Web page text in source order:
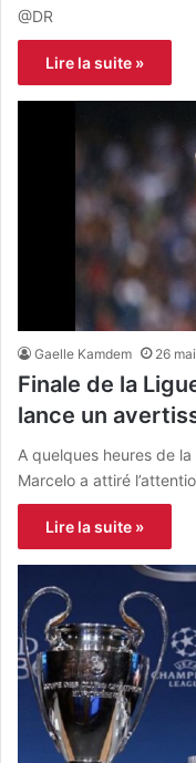
@DR
Lire la suite »
Gaelle Kamdem 26
Finale de la
lance un
A quelques heures de
Marcelo a attiré
Lire la suite »